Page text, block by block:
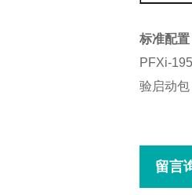
标准配置
PFXi-
验启动包
留言